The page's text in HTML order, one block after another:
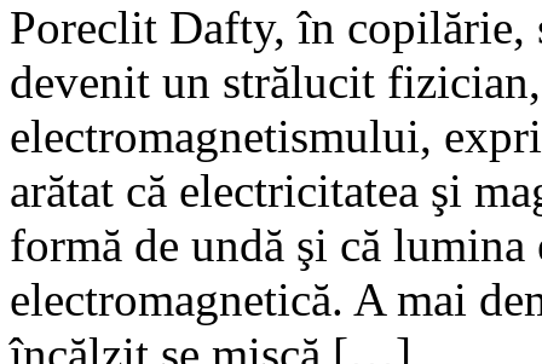
Poreclit Dafty, în copilărie,
devenit un strălucit
electromagnetismului,
arătat că electricitatea şi
formă de undă şi că
electromagnetică. A mai